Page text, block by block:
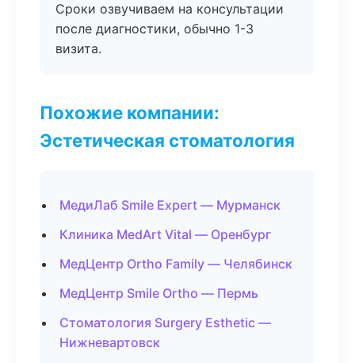
Сроки озвучиваем на консультации
после диагностики, обычно 1-3
визита.
Похожие компании:
Эстетическая стоматология
МедиЛаб Smile Expert — Мурманск
Клиника MedArt Vital — Оренбург
МедЦентр Ortho Family — Челябинск
МедЦентр Smile Ortho — Пермь
Стоматология Surgery Esthetic —
Нижневартовск